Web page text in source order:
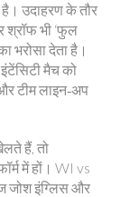
है। उदाहरण के तौर
श्रॉफ भी ‘फुल
भरोसा देता है।
मैच को
टीम लाइन‑अप
हैं, तो
में हों। WI vs
जोश इंग्लिस और